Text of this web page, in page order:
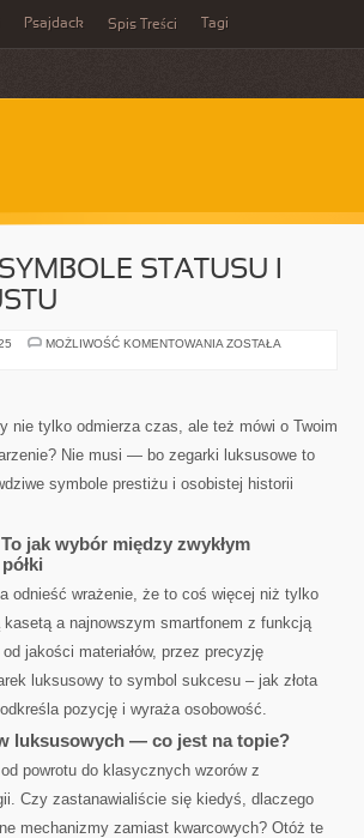
Psajdack Spis Treści Tagi
STATUSU I
MOŻLIWOŚĆ KOMENTOWANIA ZEGARKI
GUSTU
ZOSTAŁA
nie tylko odmierza czas, ale też mówi o Twoim
Nie musi — bo zegarki luksusowe to
symbole prestiżu i osobistej historii
jak wybór między zwykłym
odnieść wrażenie, że to coś więcej niż tylko
a najnowszym smartfonem z funkcją
jakości materiałów, przez precyzję
luksusowy to symbol sukcesu – jak złota
pozycję i wyraża osobowość.
luksusowych — co jest na topie?
powrotu do klasycznych wzorów z
Czy zastanawialiście się kiedyś, dlaczego
mechanizmy zamiast kwarcowych? Otóż te